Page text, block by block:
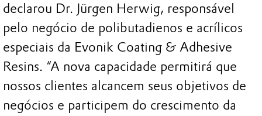
declarou Dr. Jürgen Herwig, responsável
pelo negócio de polibutadienos e acrílicos
especiais da Evonik Coating & Adhesive
Resins. “A nova capacidade permitirá que
nossos clientes alcancem seus objetivos de
negócios e participem do crescimento da